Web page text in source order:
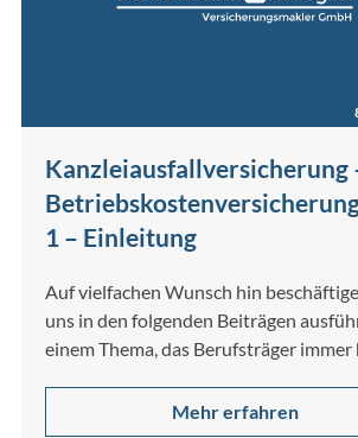
Kanzleiausfallversicherung
1 – Einleitung
Auf vielfachen Wunsch hin
uns in den folgenden Beiträgen
einem Thema, das Berufsträger immer
Mehr erfahren